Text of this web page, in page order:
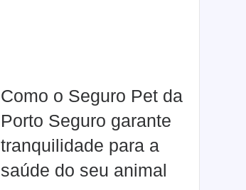
Como o Seguro Pet da
Porto Seguro garante
tranquilidade para a
saúde do seu animal